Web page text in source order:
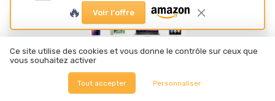
🔥 Voir l'offre
Ce site utilise des cookies et vous donne le contrôle sur ceux que
vous souhaitez activer
Tout accepter Personnaliser